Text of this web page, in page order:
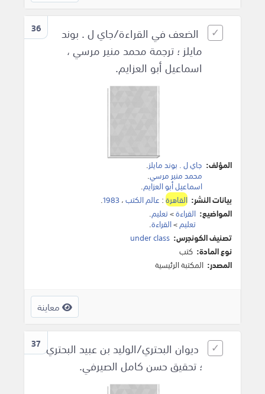
36
الضعف في القراءة/جاي ل . بوند
مايلز ؛ ترجمة محمد منير مرسي ،
اسماعيل أبو العزايم.
المؤلف: جاي ل . بوند مايلز.
محمد منير مرسي.
اسماعيل أبو العزايم.
بيانات النشر: القاهرة: عالم الكتب،1983
.
المواضيع: القراءة>تعليم.
تعليم>القراءة.
تصنيف الكونجرس: under class
نوع المادة: كتب
المصدر: المكتبة الرئيسية
معاينة
37 ديوان البحتري/الوليد بن عبيد البحتري
؛ تحقيق حسن كامل الصيرفي.